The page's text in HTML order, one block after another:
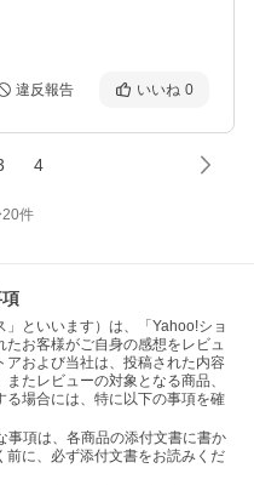
違反報告 いいね 0
4
20件
」といいます）は、「Yahoo!ショ
たお客様がご自身の感想をレビュ
アおよび当社は、投稿された内容
たレビューの対象となる商品、
場合には、特に以下の事項を確
事項は、各商品の添付文書に書か
に、必ず添付文書をお読みくだ